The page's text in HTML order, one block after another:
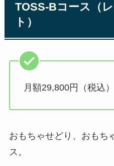
TOSS-Bコース（
ト）
月額29,800円（税込）
おもちゃせどり、おもち
ス。